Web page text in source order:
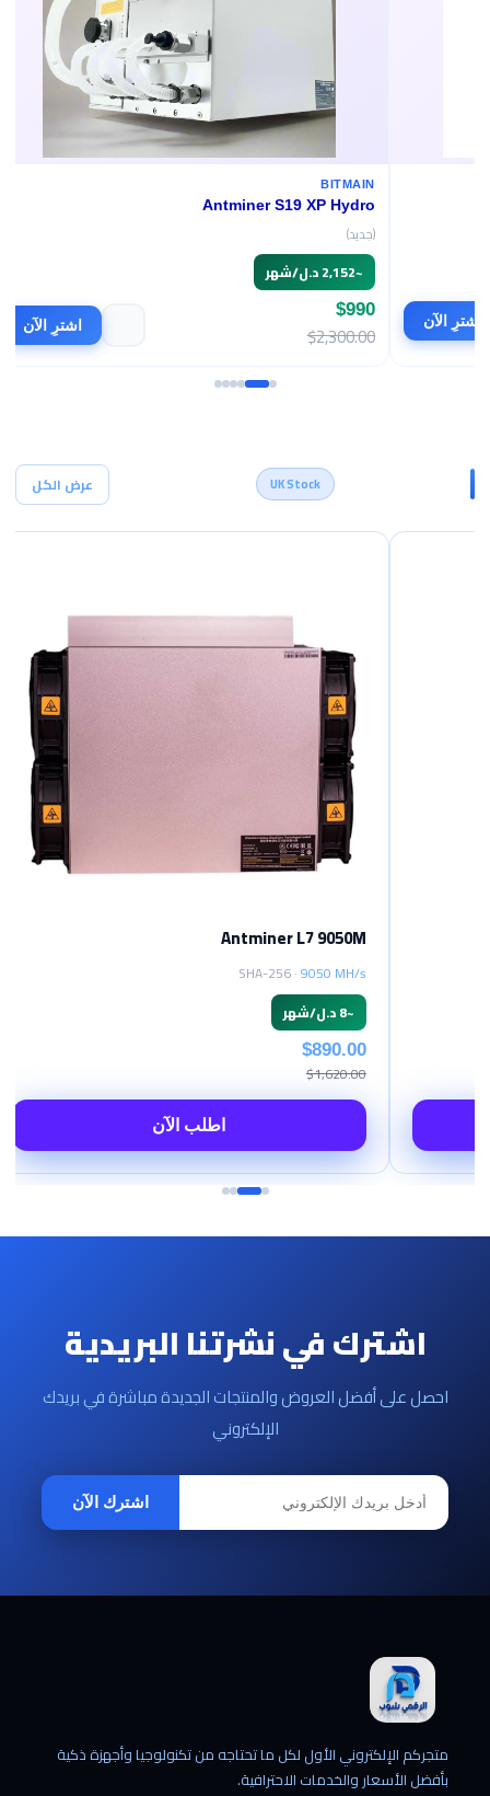
اشترِ الآن
BITMAIN
Antminer S19 XP Hydro
(جديد)
~2,152 د.ل/شهر
$990
$2,300.00 اشترِ الآن
UK Stock عرض الكل
Antminer L7 9050M
SHA-256 ·9050 MH/s
~8 د.ل/شهر
$890.00
$1,620.00
اطلب الآن
اشترك في نشرتنا البريدية
احصل على أفضل العروض والمنتجات الجديدة مباشرة في بريدك
الإلكتروني
اشترك الآن
متجركم الإلكتروني الأول لكل ما تحتاجه من تكنولوجيا وأجهزة ذكية
بأفضل الأسعار والخدمات الاحترافية.